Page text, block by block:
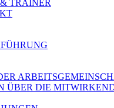
TRAINER
ÜBER DIE